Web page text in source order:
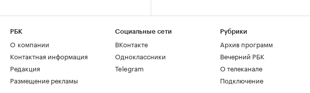
РБК
О компании
Контактная информация
Редакция
Размещение рекламы
Социальные сети
ВКонтакте
Одноклассники
Telegram
Рубрики
Архив программ
Вечерний РБК
О телеканале
Подключение